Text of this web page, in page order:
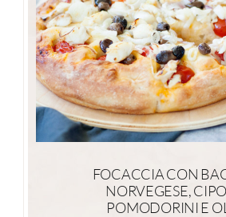
FOCACCIA CON
NORVEGESE,
POMODORINI E